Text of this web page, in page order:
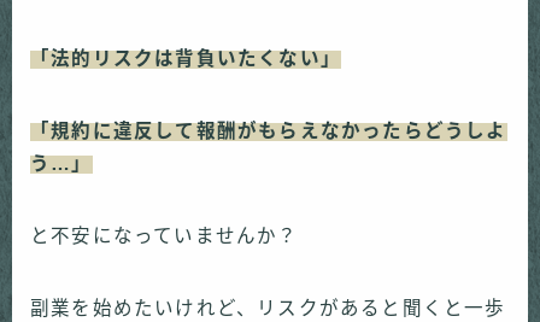
「法的リスクは背負いたくない」
「規約に違反して報酬がもらえなかったらどうしよ
う…」
と不安になっていませんか？
副業を始めたいけれど、リスクがあると聞くと一歩